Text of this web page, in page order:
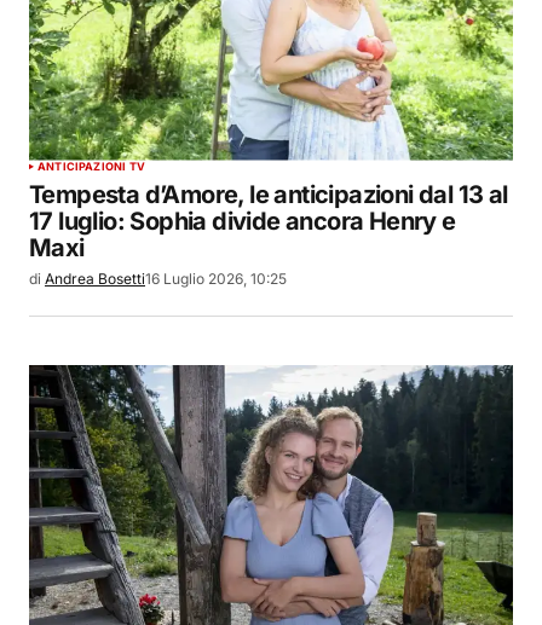
ANTICIPAZIONI TV
Tempesta d’Amore, le anticipazioni dal 13 al
17 luglio: Sophia divide ancora Henry e
Maxi
di Andrea Bosetti16 Luglio 2026, 10:25